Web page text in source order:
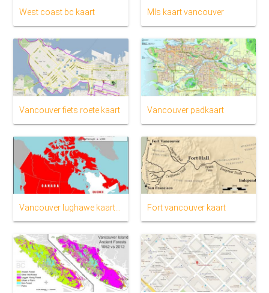
West coast bc kaart Mls kaart vancouver
Vancouver fiets roete kaart Vancouver padkaart
Vancouver lughawe kaart lug kanada Fort vancouver kaart